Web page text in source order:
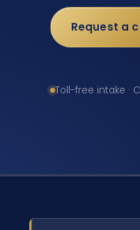
Request a
Toll-free intake ·